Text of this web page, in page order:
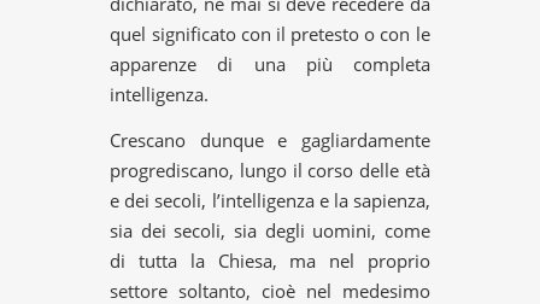
quel significato con il pretesto o con le
apparenze di una più completa
intelligenza.
Crescano dunque e gagliardamente
progrediscano, lungo il corso delle età
e dei secoli, l’intelligenza e la sapienza,
sia dei secoli, sia degli uomini, come
di tutta la Chiesa, ma nel proprio
settore soltanto, cioè nel medesimo